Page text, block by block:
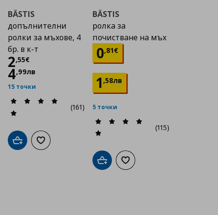
BÄSTIS
допълнителни
ролки за мъхове, 4
бр. в к-т
2,55€
Цена
4,99лв
15 точки
(161)
Добави в кошницата
Добави към списъка с любими
BÄSTIS
ролка за
почистване на мъх
0,81€
Цена
1,58лв
5 точки
(115)
Добави в кошницата
Добави към списъка с